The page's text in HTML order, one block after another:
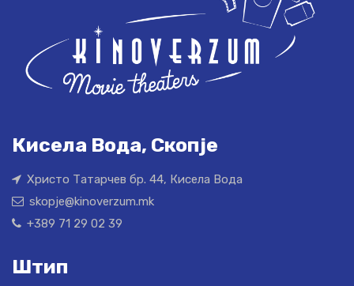
Кисела Вода, Скопје
Христо Татарчев бр. 44, Кисела Вода
skopje@kinoverzum.mk
+389 71 29 02 39
Штип